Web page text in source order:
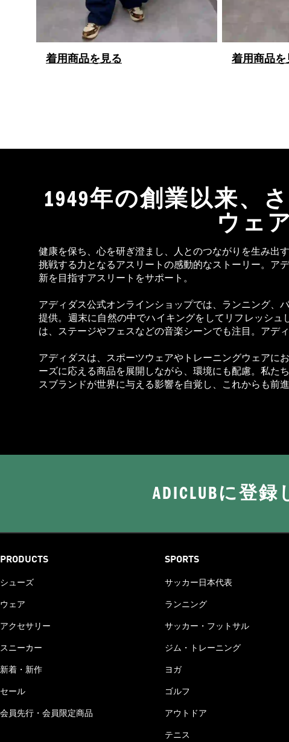
着用商品を見る 着用商品を
1949年の創業以来、
ウェ
健康を保ち、心を研ぎ澄まし、人とのつながりを生み出
挑戦する力となるアスリートの感動的なストーリー。ア
新を目指すアスリートをサポート。
アディダス公式オンラインショップでは、ランニング、
提供。週末に自然の中でハイキングをしてリフレッシ
は、ステージやフェスなどの音楽シーンでも注目。アデ
アディダスは、スポーツウェアやトレーニングウェアに
ーズに応える商品を展開しながら、環境にも配慮。私た
スブランドが世界に与える影響を自覚し、これからも前進
ADICLUBに登
PRODUCTS
シューズ
ウェア
アクセサリー
スニーカー
新着・新作
セール
会員先行・会員限定商品
SPORTS
サッカー日本代表
ランニング
サッカー・フットサル
ジム・トレーニング
ヨガ
ゴルフ
アウトドア
テニス